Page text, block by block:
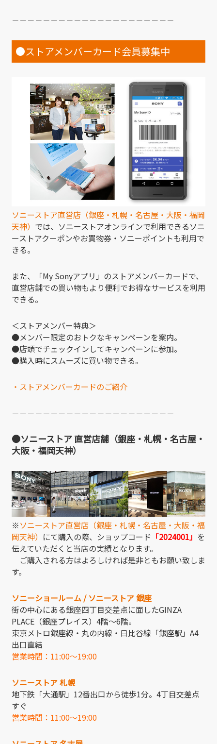
－－－－－－－－－－－－－－－－－－－－－
●ストアメンバーカード会員募集中
ソニーストア直営店（銀座・札幌・名古屋・大阪・福岡
天神） では、ソニーストアオンラインで利用できるソニ
ーストアクーポンやお買物券・ソニーポイントも利用で
きる。
また、「My Sonyアプリ」のストアメンバーカードで、
直営店舗での買い物もより便利でお得なサービスを利用
できる。
＜ストアメンバー特典＞
●メンバー限定のおトクなキャンペーンを案内。
●店頭でチェックインしてキャンペーンに参加。
●購入時にスムーズに買い物できる。
・ストアメンバーカードのご紹介
－－－－－－－－－－－－－－－－－－－－－
●ソニーストア 直営店舗（銀座・札幌・名古屋・
大阪・福岡天神）
※ソニーストア直営店（銀座・札幌・名古屋・大阪・福
岡天神） にて購入の際、ショップコード 「2024001」 を
伝えていただくと当店の実績となります。
ご購入される方はよろしければ是非ともお願い致しま
す。
ソニーショールーム / ソニーストア 銀座
街の中心にある銀座四丁目交差点に面したGINZA
PLACE（銀座プレイス）4階～6階。
東京メトロ銀座線・丸の内線・日比谷線「銀座駅」A4
出口直結
営業時間：11:00～19:00
ソニーストア 札幌
地下鉄「大通駅」12番出口から徒歩1分。4丁目交差点
すぐ
営業時間：11:00～19:00